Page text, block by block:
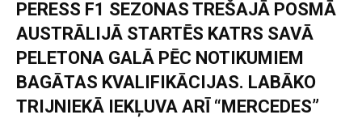
PERESS F1 SEZONAS TREŠAJĀ POSMĀ
AUSTRĀLIJĀ STARTĒS KATRS SAVĀ
PELETONA GALĀ PĒC NOTIKUMIEM
BAGĀTAS KVALIFIKĀCIJAS. LABĀKO
TRIJNIEKĀ IEKĻUVA ARĪ “MERCEDES”